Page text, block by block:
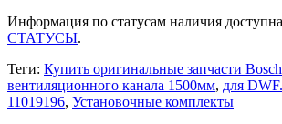
Информация по статусам наличия
СТАТУСЫ.
Теги: Купить оригинальные запчасти Bosch
вентиляционного канала 1500мм, для
11019196, Установочные комплекты